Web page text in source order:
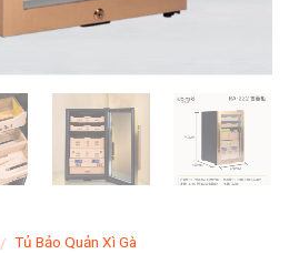
/ Tủ Bảo Quản Xì Gà